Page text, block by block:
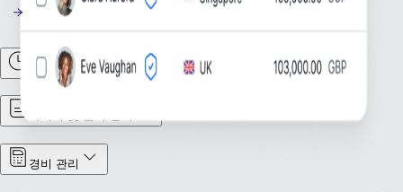
근태 관리
경비 관리